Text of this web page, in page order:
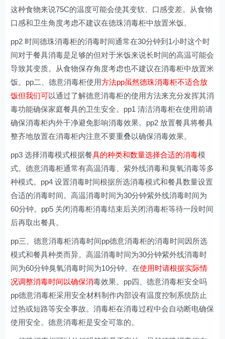
这种食物来说75C的温度可能会使其变软、口感变差。从食物
口感和卫生角度考虑不建议在德珠消毒柜中放置米饭。
pp2 时间德珠消毒柜的消毒时间通常在30分钟到1小时这个时
间对于餐具消毒是足够的但对于米饭来说长时间的高温可能会
导致其变质。从食物保存角度考虑也不建议在消毒柜中放置米
饭。pp二、德意消毒柜使用方法pp虽然德珠消毒柜不适合放
饭但我们可以通过了解德意消毒柜的使用方法来充分发挥其消
毒功能确保家庭餐具的卫生安全。pp1 清洁消毒柜在使用前请
确保消毒柜内外干净避免影响消毒效果。pp2 放置餐具将餐具
整齐地放置在消毒柜内注意不要重叠以确保消毒效果。
pp3 选择消毒模式根据餐具的种类和数量选择合适的消毒模
式。德意消毒柜通常有高温消毒、紫外线消毒和臭氧消毒等多
种模式。pp4 设置消毒时间根据所选消毒模式和餐具数量设置
合适的消毒时间。高温消毒时间为30分钟紫外线消毒时间为
60分钟。pp5 关闭消毒柜消毒结束后关闭消毒柜等待一段时间
后再取出餐具。
pp三、德意消毒柜消毒时间pp德意消毒柜的消毒时间因所选
模式和餐具种类而异。高温消毒时间为30分钟紫外线消毒时
间为60分钟臭氧消毒时间为10分钟。在使用时请根据实际情
况调整消毒时间以确保消毒效果。pp四、德意消毒柜安全吗
pp德意消毒柜采用安全材料制作内部设有温度控制系统防止
过热或短路等安全事故。消毒柜在消毒过程中会自动断电确保
使用安全。德意消毒柜是安全可靠的。